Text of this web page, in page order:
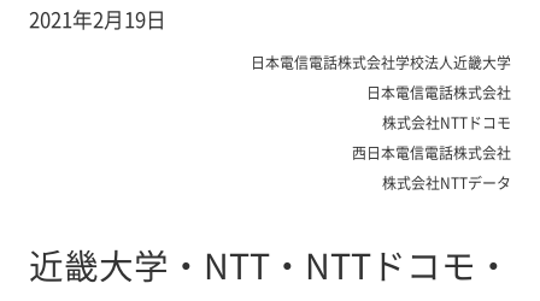
2021年2月19日
日本電信電話株式会社学校法人近畿大学
日本電信電話株式会社
株式会社NTTドコモ
西日本電信電話株式会社
株式会社NTTデータ
近畿大学・NTT・NTTドコモ・